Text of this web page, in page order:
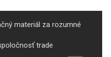
materiál za rozumné
trade